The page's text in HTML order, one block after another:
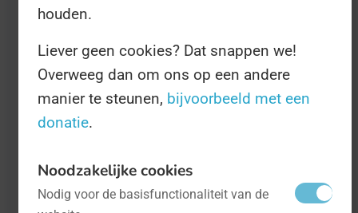
Zelfs wij hebben moeders. Dat, en
verbindt met elkaar.
houden.
Liever geen cookies? Dat snappen we!
Overweeg dan om ons op een andere
manier te steunen, bijvoorbeeld met een
donatie.
Noodzakelijke cookies
Nodig voor de basisfunctionaliteit van de